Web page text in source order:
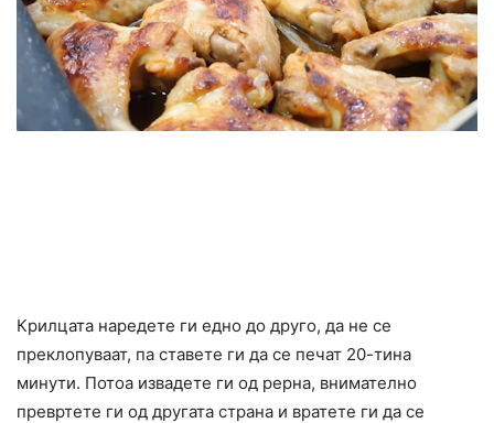
Крилцата наредете ги едно до друго, да не се
преклопуваат, па ставете ги да се печат 20-тина
минути. Потоа извадете ги од рерна, внимателно
превртете ги од другата страна и вратете ги да се